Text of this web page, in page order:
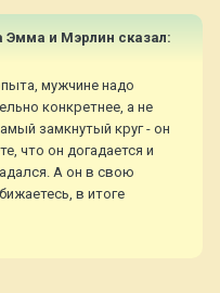
Эмма и Мэрлин сказал:
мужчине надо
конкретнее, а не
замкнутый круг - он
что он догадается и
А он в свою
в итоге